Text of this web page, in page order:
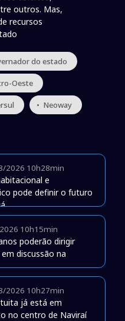
outros. Mas,
recursos
do estado
Oeste
• Neoway
2026 10h28min
e
pode definir o futuro
10h15min
poderão dirigir
discussão na
2026 10h27min
já está em
no centro de Naviraí